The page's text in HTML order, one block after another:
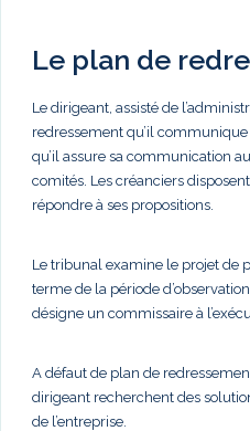
Le plan de
Le dirigeant, assisté de
redressement qu’il
qu’il assure sa communication
comités. Les créanciers
répondre à ses propositions.
Le tribunal examine le projet de
terme de la période
désigne un commissaire à
A défaut de plan de
dirigeant recherchent des
de l’entreprise.